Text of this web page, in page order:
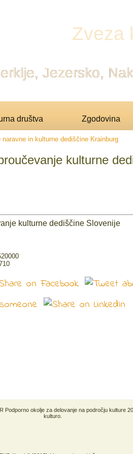
Zveza
Jezersko,
društva Zgodovina
naravne in kulturne dediščine Krainburg
kulturne
kulturne dediščine Slovenije
okolje za delovanje na področju kulture
kulturo.